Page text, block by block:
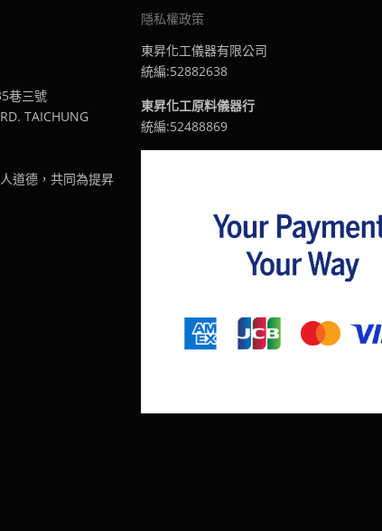
巷三號
TAICHUNG
道德，共同為提昇
隱私權政策
東昇化工儀器有限公司
統編:52882638
東昇化工原料儀器行
統編:52488869